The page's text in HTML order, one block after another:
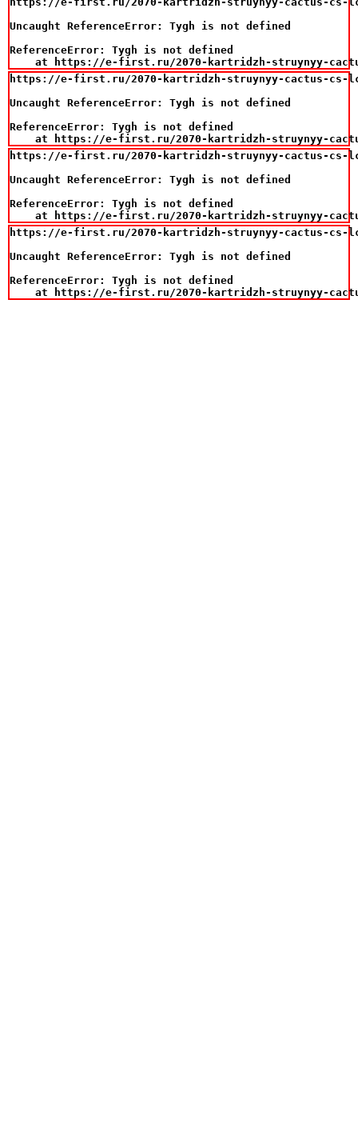
Uncaught ReferenceError: Tygh is not defined
ReferenceError: Tygh is not defined
at https://e-first.ru/2070-kartridzh-struynyy-
https://e-first.ru/2070-kartridzh-struynyy-cactus-cs-
Uncaught ReferenceError: Tygh is not defined
ReferenceError: Tygh is not defined
at https://e-first.ru/2070-kartridzh-struynyy-
https://e-first.ru/2070-kartridzh-struynyy-cactus-cs-
Uncaught ReferenceError: Tygh is not defined
ReferenceError: Tygh is not defined
at https://e-first.ru/2070-kartridzh-struynyy-
https://e-first.ru/2070-kartridzh-struynyy-cactus-cs-
Uncaught ReferenceError: Tygh is not defined
ReferenceError: Tygh is not defined
at https://e-first.ru/2070-kartridzh-struynyy-